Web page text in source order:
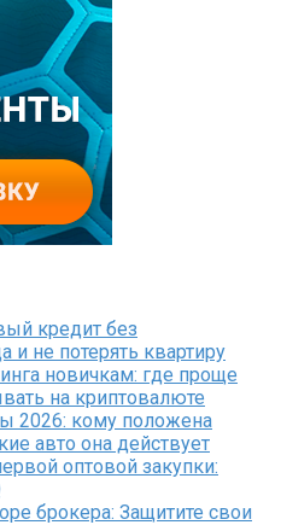
кредит без
и не потерять квартиру
новичкам: где проще
на криптовалюте
2026: кому положена
авто она действует
оптовой закупки:
брокера: Защитите свои